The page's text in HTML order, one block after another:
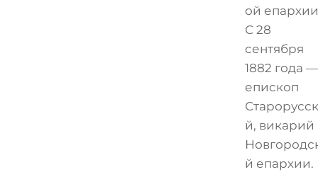
ой
С 28
сентября
1882 года —
епископ
й, викарий
й епархии.